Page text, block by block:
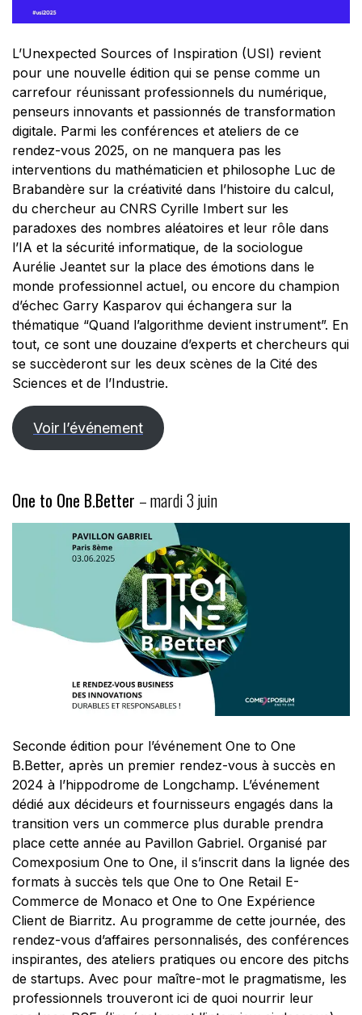
L’Unexpected Sources of Inspiration (USI) revient
pour une nouvelle édition qui se pense comme un
carrefour réunissant professionnels du numérique,
penseurs innovants et passionnés de transformation
digitale. Parmi les conférences et ateliers de ce
rendez-vous 2025, on ne manquera pas les
interventions du mathématicien et philosophe Luc de
Brabandère sur la créativité dans l’histoire du calcul,
du chercheur au CNRS Cyrille Imbert sur les
paradoxes des nombres aléatoires et leur rôle dans
l’IA et la sécurité informatique, de la sociologue
Aurélie Jeantet sur la place des émotions dans le
monde professionnel actuel, ou encore du champion
d’échec Garry Kasparov qui échangera sur la
thématique “Quand l’algorithme devient instrument”. En
tout, ce sont une douzaine d’experts et chercheurs qui
se succèderont sur les deux scènes de la Cité des
Sciences et de l’Industrie.
Voir l’événement
One to One B.Better – mardi 3 juin
Seconde édition pour l’événement One to One
B.Better, après un premier rendez-vous à succès en
2024 à l’hippodrome de Longchamp. L’événement
dédié aux décideurs et fournisseurs engagés dans la
transition vers un commerce plus durable prendra
place cette année au Pavillon Gabriel. Organisé par
Comexposium One to One, il s’inscrit dans la lignée des
formats à succès tels que One to One Retail E-
Commerce de Monaco et One to One Expérience
Client de Biarritz. Au programme de cette journée, des
rendez-vous d’affaires personnalisés, des conférences
inspirantes, des ateliers pratiques ou encore des pitchs
de startups. Avec pour maître-mot le pragmatisme, les
professionnels trouveront ici de quoi nourrir leur